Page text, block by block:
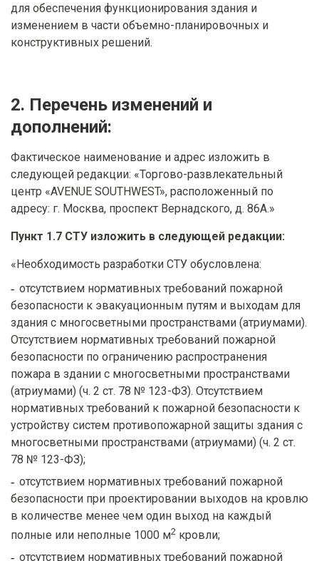
для обеспечения функционирования здания и
изменением в части объемно-планировочных и
конструктивных решений.
2. Перечень изменений и
дополнений:
Фактическое наименование и адрес изложить в
следующей редакции: «Торгово-развлекательный
центр «AVENUE SOUTHWEST», расположенный по
адресу: г. Москва, проспект Вернадского, д. 86А.»
Пункт 1.7 СТУ изложить в следующей редакции:
«Необходимость разработки СТУ обусловлена:
отсутствием нормативных требований пожарной
безопасности к эвакуационным путям и выходам для
здания с многосветными пространствами (атриумами).
Отсутствием нормативных требований пожарной
безопасности по ограничению распространения
пожара в здании с многосветными пространствами
(атриумами) (ч. 2 ст. 78 № 123-ФЗ). Отсутствием
нормативных требований к пожарной безопасности к
устройству систем противопожарной защиты здания с
многосветными пространствами (атриумами) (ч. 2 ст.
78 № 123-ФЗ);
отсутствием нормативных требований пожарной
безопасности при проектировании выходов на кровлю
в количестве менее чем один выход на каждый
полные или неполные 1000 м2 кровли;
отсутствием нормативных требований пожарной